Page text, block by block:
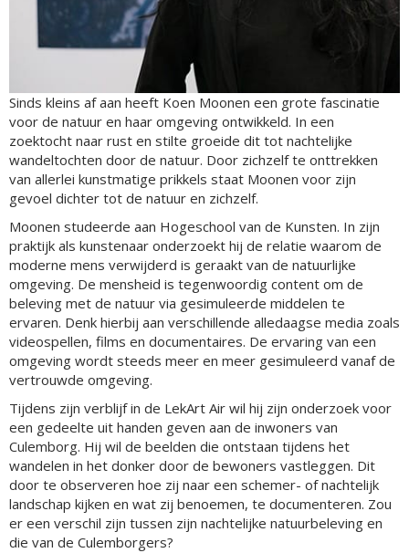
Sinds kleins af aan heeft Koen Moonen een grote fascinatie
voor de natuur en haar omgeving ontwikkeld. In een
zoektocht naar rust en stilte groeide dit tot nachtelijke
wandeltochten door de natuur. Door zichzelf te onttrekken
van allerlei kunstmatige prikkels staat Moonen voor zijn
gevoel dichter tot de natuur en zichzelf.
Moonen studeerde aan Hogeschool van de Kunsten. In zijn
praktijk als kunstenaar onderzoekt hij de relatie waarom de
moderne mens verwijderd is geraakt van de natuurlijke
omgeving. De mensheid is tegenwoordig content om de
beleving met de natuur via gesimuleerde middelen te
ervaren. Denk hierbij aan verschillende alledaagse media zoals
videospellen, films en documentaires. De ervaring van een
omgeving wordt steeds meer en meer gesimuleerd vanaf de
vertrouwde omgeving.
Tijdens zijn verblijf in de LekArt Air wil hij zijn onderzoek voor
een gedeelte uit handen geven aan de inwoners van
Culemborg. Hij wil de beelden die ontstaan tijdens het
wandelen in het donker door de bewoners vastleggen. Dit
door te observeren hoe zij naar een schemer- of nachtelijk
landschap kijken en wat zij benoemen, te documenteren. Zou
er een verschil zijn tussen zijn nachtelijke natuurbeleving en
die van de Culemborgers?